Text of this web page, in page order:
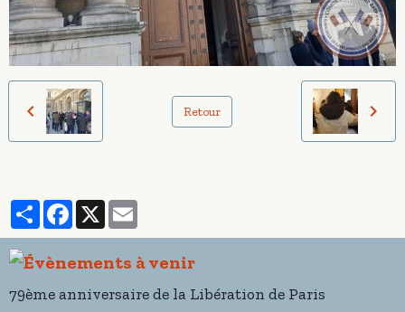
Retour
PartagerFacebook
X
79ème anniversaire de la Libération de Paris